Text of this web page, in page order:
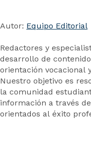
Autor: Equipo Editorial
Redactores y
desarrollo de
orientación vocacional
Nuestro objetivo es
la comunidad
información a través
orientados al éxito